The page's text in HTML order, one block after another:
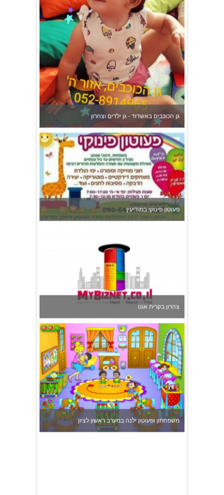
גן הכוכבים באשדוד - גן ילדים וצהרון
פעוטון פינוקי במודיעין
משפחתון ופעוטון ילנה במערב ראשון לציון